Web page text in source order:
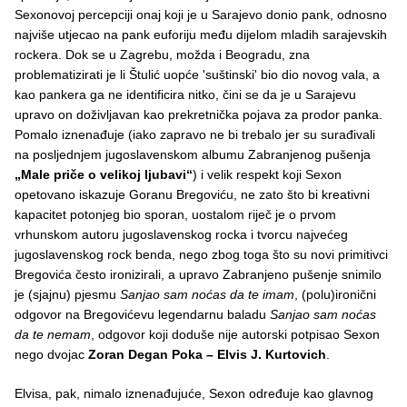
Sexonovoj percepciji onaj koji je u Sarajevo donio pank, odnosno
najviše utjecao na pank euforiju među dijelom mladih sarajevskih
rockera. Dok se u Zagrebu, možda i Beogradu, zna
problematizirati je li Štulić uopće 'suštinski' bio dio novog vala, a
kao pankera ga ne identificira nitko, čini se da je u Sarajevu
upravo on doživljavan kao prekretnička pojava za prodor panka.
Pomalo iznenađuje (iako zapravo ne bi trebalo jer su surađivali
na posljednjem jugoslavenskom albumu Zabranjenog pušenja
„Male priče o velikoj ljubavi“) i velik respekt koji Sexon
opetovano iskazuje Goranu Bregoviću, ne zato što bi kreativni
kapacitet potonjeg bio sporan, uostalom riječ je o prvom
vrhunskom autoru jugoslavenskog rocka i tvorcu najvećeg
jugoslavenskog rock benda, nego zbog toga što su novi primitivci
Bregovića često ironizirali, a upravo Zabranjeno pušenje snimilo
je (sjajnu) pjesmu Sanjao sam noćas da te imam, (polu)ironični
odgovor na Bregovićevu legendarnu baladu Sanjao sam noćas
da te nemam, odgovor koji doduše nije autorski potpisao Sexon
nego dvojac Zoran Degan Poka – Elvis J. Kurtovich.
Elvisa, pak, nimalo iznenađujuće, Sexon određuje kao glavnog